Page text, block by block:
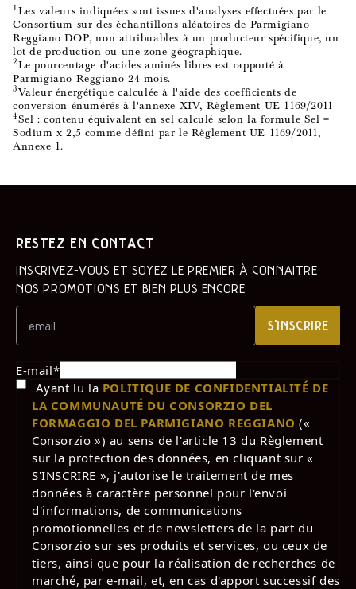
1 Les valeurs indiquées sont issues d'analyses effectuées par le
Consortium sur des échantillons aléatoires de Parmigiano
Reggiano DOP, non attribuables à un producteur spécifique, un
lot de production ou une zone géographique.
2Le pourcentage d'acides aminés libres est rapporté à
Parmigiano Reggiano 24 mois.
3Valeur énergétique calculée à l'aide des coefficients de
conversion énumérés à l'annexe XIV, Règlement UE 1169/2011
4Sel : contenu équivalent en sel calculé selon la formule Sel =
Sodium x 2,5 comme défini par le Règlement UE 1169/2011,
Annexe 1.
RESTEZ EN CONTACT
INSCRIVEZ-VOUS ET SOYEZ LE PREMIER À CONNAÎTRE
NOS PROMOTIONS ET BIEN PLUS ENCORE
S'INSCRIRE
E-mail*
Ayant lu la POLITIQUE DE CONFIDENTIALITÉ DE
LA COMMUNAUTÉ DU CONSORZIO DEL
FORMAGGIO DEL PARMIGIANO REGGIANO («
Consorzio ») au sens de l'article 13 du Règlement
sur la protection des données, en cliquant sur «
S'INSCRIRE », j'autorise le traitement de mes
données à caractère personnel pour l'envoi
d'informations, de communications
promotionnelles et de newsletters de la part du
Consorzio sur ses produits et services, ou ceux de
tiers, ainsi que pour la réalisation de recherches de
marché, par e-mail, et, en cas d'apport successif des